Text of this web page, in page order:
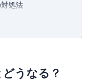
処法
うなる？